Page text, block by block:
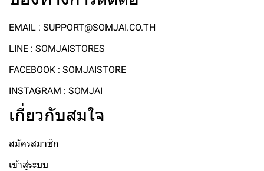
EMAIL : SUPPORT@SOMJAI.CO.TH
LINE : SOMJAISTORES
FACEBOOK : SOMJAISTORE
INSTAGRAM : SOMJAI
เกี่ยวกับสมใจ
สมัครสมาชิก
เข้าสู่ระบบ